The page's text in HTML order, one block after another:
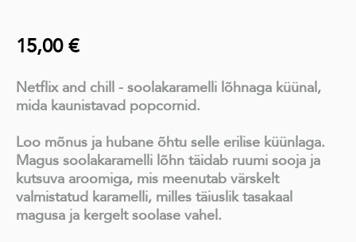
15,00 €
Netflix and chill - soolakaramelli lõhnaga küünal,
mida kaunistavad popcornid.
Loo mõnus ja hubane õhtu selle erilise küünlaga.
Magus soolakaramelli lõhn täidab ruumi sooja ja
kutsuva aroomiga, mis meenutab värskelt
valmistatud karamelli, milles täiuslik tasakaal
magusa ja kergelt soolase vahel.